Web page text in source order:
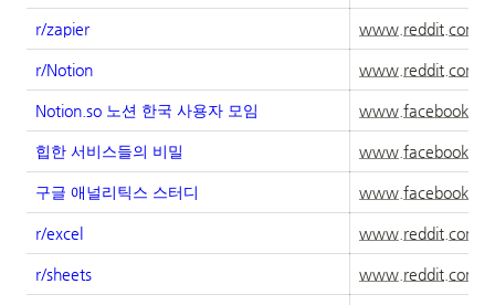
r/zapier www.reddit.com
r/Notion www.reddit.com
Notion.so 노션 한국 사용자 모임
힙한 서비스들의 비밀
구글 애널리틱스 스터디
r/excel www.reddit.com
r/sheets www.reddit.com